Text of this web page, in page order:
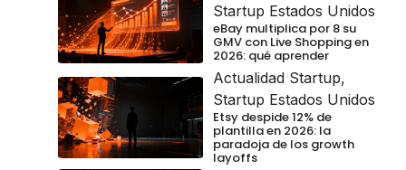
Startup Estados Unidos
eBay multiplica por 8 su
GMV con Live Shopping en
2026: qué aprender
Actualidad Startup,
Startup Estados Unidos
Etsy despide 12% de
plantilla en 2026: la
paradoja de los growth
layoffs